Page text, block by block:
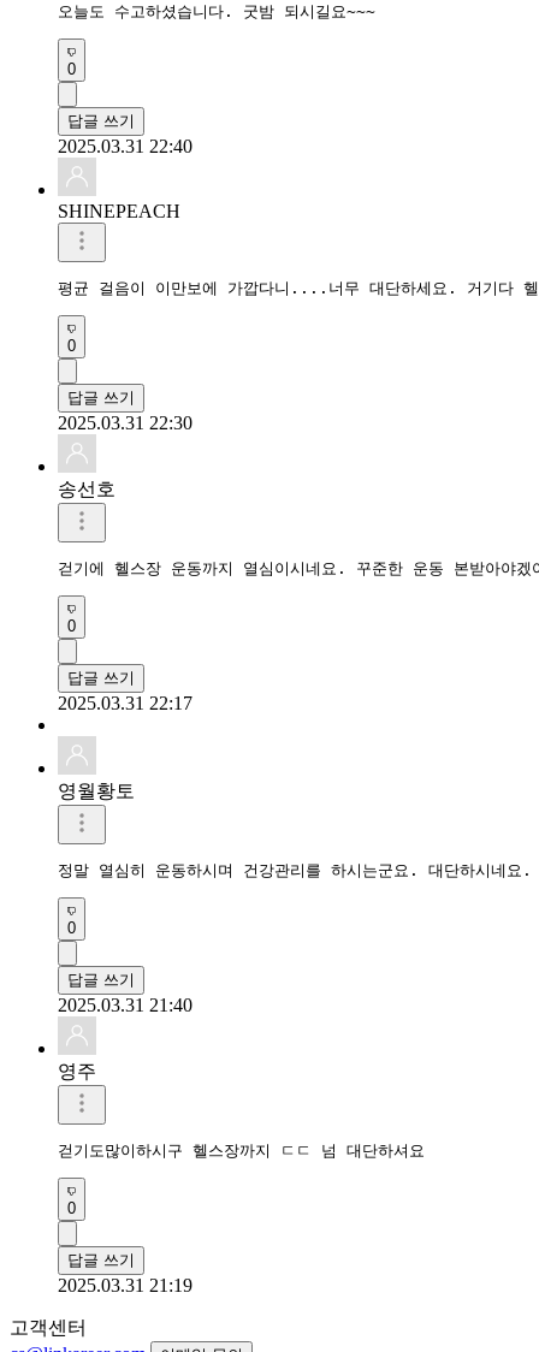
오늘도 수고하셨습니다. 굿밤 되시길요~~~
0
답글 쓰기
2025.03.31 22:40
SHINEPEACH
평균 걸음이 이만보에 가깝다니....너무 대단하세요. 거기다
0
답글 쓰기
2025.03.31 22:30
송선호
걷기에 헬스장 운동까지 열심이시네요. 꾸준한 운동 본받아야겠
0
답글 쓰기
2025.03.31 22:17
영월황토
정말 열심히 운동하시며 건강관리를 하시는군요. 대단하시네요.
0
답글 쓰기
2025.03.31 21:40
영주
걷기도많이하시구 헬스장까지 ㄷㄷ 넘 대단하셔요
0
답글 쓰기
2025.03.31 21:19
고객센터